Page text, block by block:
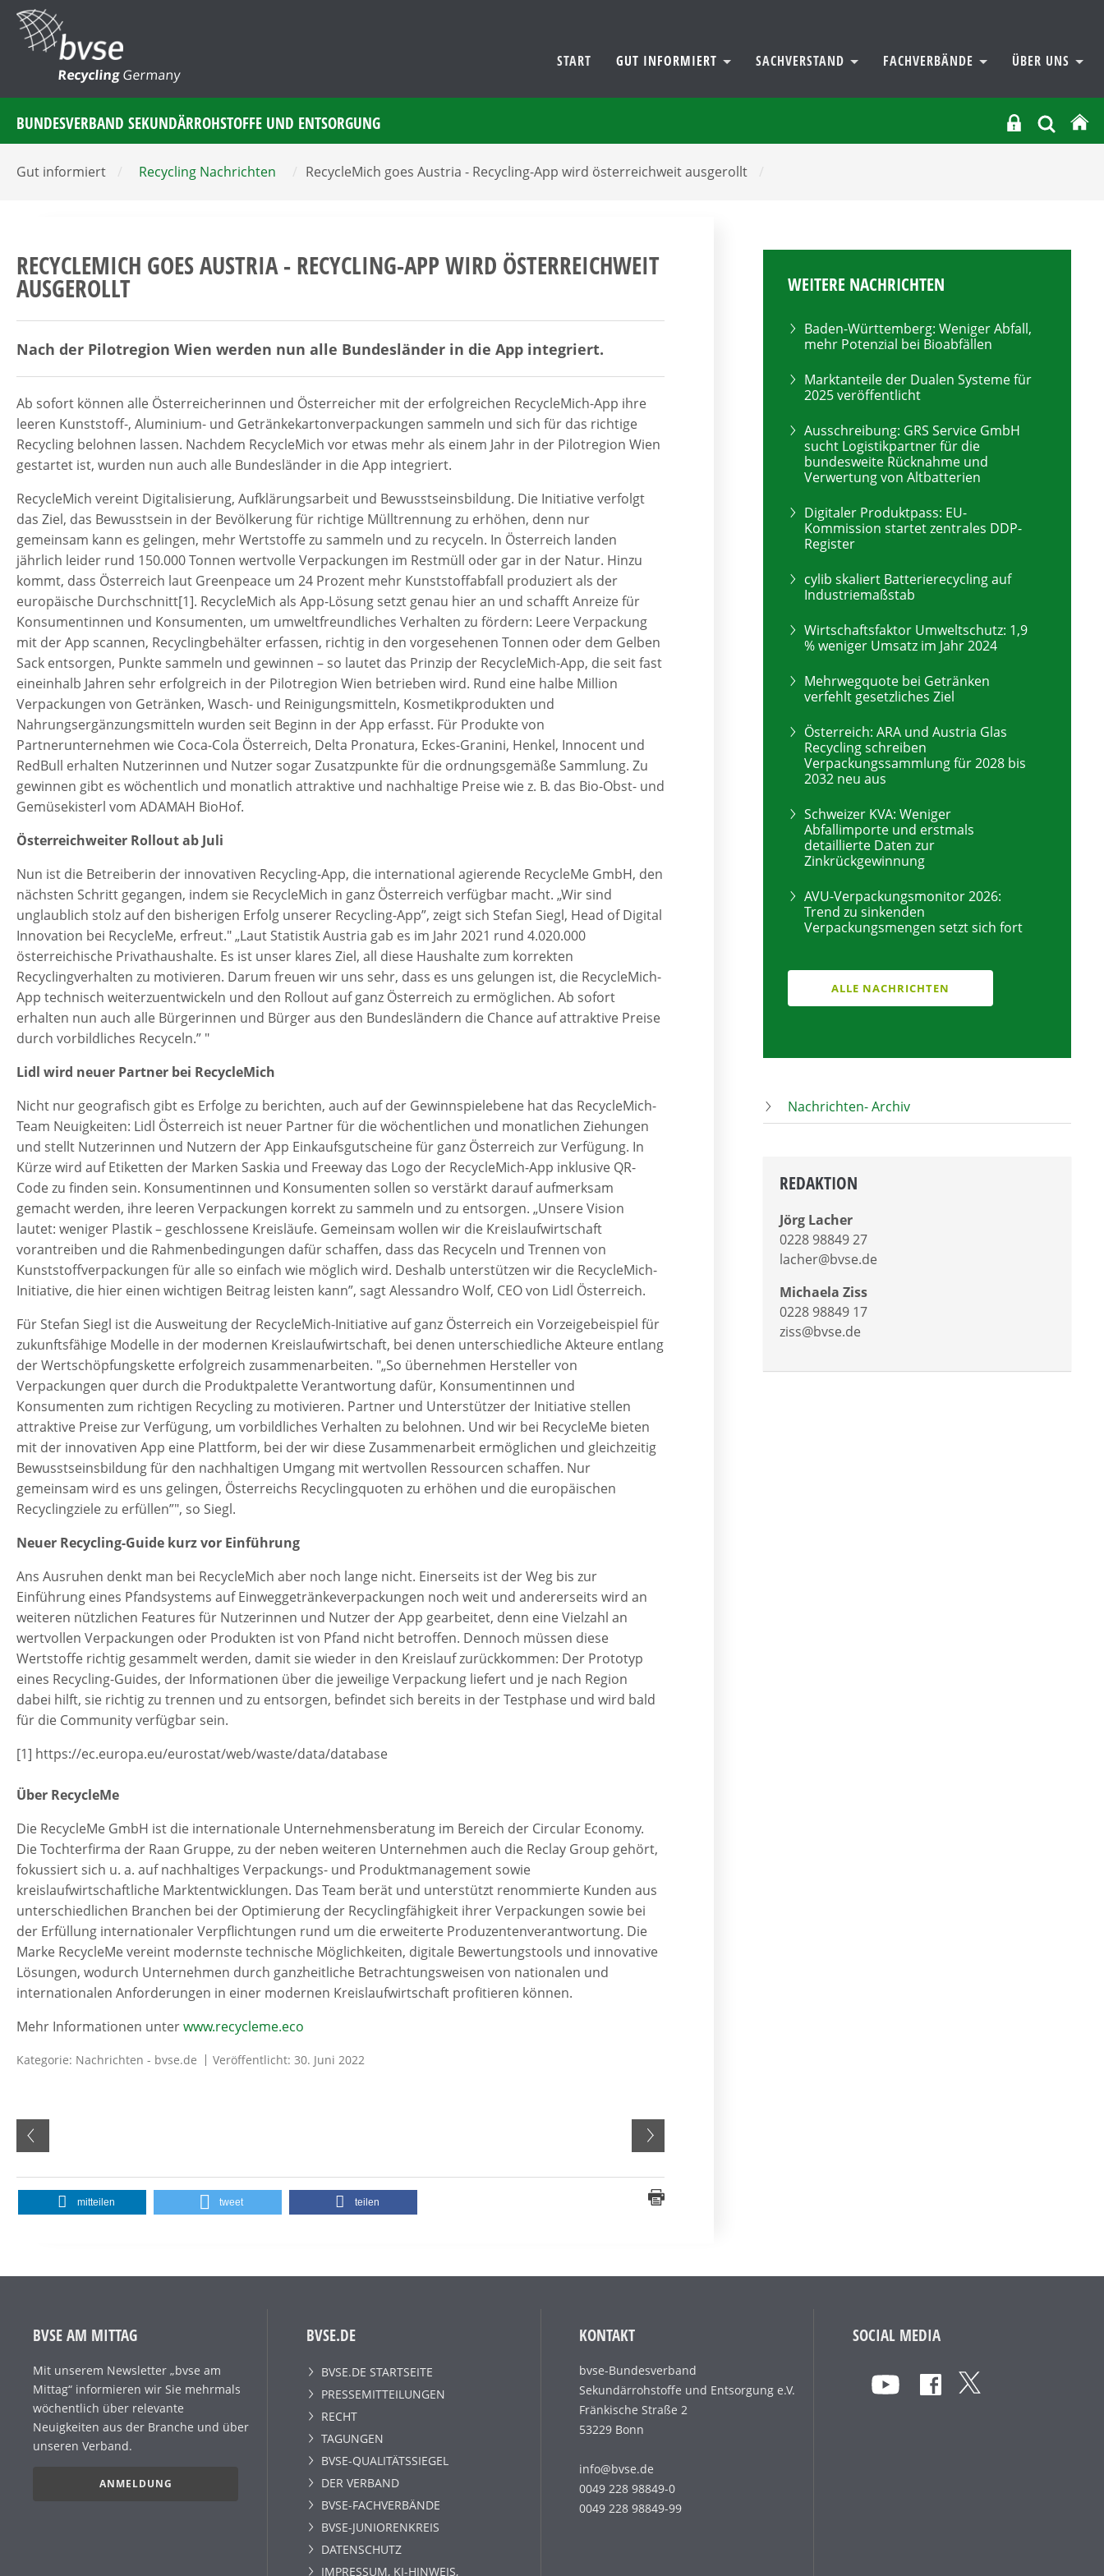
RecyclingGermany
START GUT INFORMIERT SACHVERSTAND FACHVERBÄNDE ÜBER UNS
BUNDESVERBAND SEKUNDÄRROHSTOFFE UND ENTSORGUNG
Gut informiert / Recycling Nachrichten / RecycleMich goes Austria - Recycling-App wird österreichweit ausgerollt /
RECYCLEMICH GOES AUSTRIA - RECYCLING-APP WIRD ÖSTERREICHWEIT
AUSGEROLLT
Nach der Pilotregion Wien werden nun alle Bundesländer in die App integriert.
Ab sofort können alle Österreicherinnen und Österreicher mit der erfolgreichen RecycleMich-App ihre
leeren Kunststoff-, Aluminium- und Getränkekartonverpackungen sammeln und sich für das richtige
Recycling belohnen lassen. Nachdem RecycleMich vor etwas mehr als einem Jahr in der Pilotregion Wien
gestartet ist, wurden nun auch alle Bundesländer in die App integriert.
RecycleMich vereint Digitalisierung, Aufklärungsarbeit und Bewusstseinsbildung. Die Initiative verfolgt
das Ziel, das Bewusstsein in der Bevölkerung für richtige Mülltrennung zu erhöhen, denn nur
gemeinsam kann es gelingen, mehr Wertstoffe zu sammeln und zu recyceln. In Österreich landen
jährlich leider rund 150.000 Tonnen wertvolle Verpackungen im Restmüll oder gar in der Natur. Hinzu
kommt, dass Österreich laut Greenpeace um 24 Prozent mehr Kunststoffabfall produziert als der
europäische Durchschnitt[1]. RecycleMich als App-Lösung setzt genau hier an und schafft Anreize für
Konsumentinnen und Konsumenten, um umweltfreundliches Verhalten zu fördern: Leere Verpackung
mit der App scannen, Recyclingbehälter erfassen, richtig in den vorgesehenen Tonnen oder dem Gelben
Sack entsorgen, Punkte sammeln und gewinnen – so lautet das Prinzip der RecycleMich-App, die seit fast
eineinhalb Jahren sehr erfolgreich in der Pilotregion Wien betrieben wird. Rund eine halbe Million
Verpackungen von Getränken, Wasch- und Reinigungsmitteln, Kosmetikprodukten und
Nahrungsergänzungsmitteln wurden seit Beginn in der App erfasst. Für Produkte von
Partnerunternehmen wie Coca-Cola Österreich, Delta Pronatura, Eckes-Granini, Henkel, Innocent und
RedBull erhalten Nutzerinnen und Nutzer sogar Zusatzpunkte für die ordnungsgemäße Sammlung. Zu
gewinnen gibt es wöchentlich und monatlich attraktive und nachhaltige Preise wie z. B. das Bio-Obst- und
Gemüsekisterl vom ADAMAH BioHof.
Österreichweiter Rollout ab Juli
Nun ist die Betreiberin der innovativen Recycling-App, die international agierende RecycleMe GmbH, den
nächsten Schritt gegangen, indem sie RecycleMich in ganz Österreich verfügbar macht. „Wir sind
unglaublich stolz auf den bisherigen Erfolg unserer Recycling-App”, zeigt sich Stefan Siegl, Head of Digital
Innovation bei RecycleMe, erfreut." „Laut Statistik Austria gab es im Jahr 2021 rund 4.020.000
österreichische Privathaushalte. Es ist unser klares Ziel, all diese Haushalte zum korrekten
Recyclingverhalten zu motivieren. Darum freuen wir uns sehr, dass es uns gelungen ist, die RecycleMich-
App technisch weiterzuentwickeln und den Rollout auf ganz Österreich zu ermöglichen. Ab sofort
erhalten nun auch alle Bürgerinnen und Bürger aus den Bundesländern die Chance auf attraktive Preise
durch vorbildliches Recyceln.” "
Lidl wird neuer Partner bei RecycleMich
Nicht nur geografisch gibt es Erfolge zu berichten, auch auf der Gewinnspielebene hat das RecycleMich-
Team Neuigkeiten: Lidl Österreich ist neuer Partner für die wöchentlichen und monatlichen Ziehungen
und stellt Nutzerinnen und Nutzern der App Einkaufsgutscheine für ganz Österreich zur Verfügung. In
Kürze wird auf Etiketten der Marken Saskia und Freeway das Logo der RecycleMich-App inklusive QR-
Code zu finden sein. Konsumentinnen und Konsumenten sollen so verstärkt darauf aufmerksam
gemacht werden, ihre leeren Verpackungen korrekt zu sammeln und zu entsorgen. „Unsere Vision
lautet: weniger Plastik – geschlossene Kreisläufe. Gemeinsam wollen wir die Kreislaufwirtschaft
vorantreiben und die Rahmenbedingungen dafür schaffen, dass das Recyceln und Trennen von
Kunststoffverpackungen für alle so einfach wie möglich wird. Deshalb unterstützen wir die RecycleMich-
Initiative, die hier einen wichtigen Beitrag leisten kann”, sagt Alessandro Wolf, CEO von Lidl Österreich.
Für Stefan Siegl ist die Ausweitung der RecycleMich-Initiative auf ganz Österreich ein Vorzeigebeispiel für
zukunftsfähige Modelle in der modernen Kreislaufwirtschaft, bei denen unterschiedliche Akteure entlang
der Wertschöpfungskette erfolgreich zusammenarbeiten. "„So übernehmen Hersteller von
Verpackungen quer durch die Produktpalette Verantwortung dafür, Konsumentinnen und
Konsumenten zum richtigen Recycling zu motivieren. Partner und Unterstützer der Initiative stellen
attraktive Preise zur Verfügung, um vorbildliches Verhalten zu belohnen. Und wir bei RecycleMe bieten
mit der innovativen App eine Plattform, bei der wir diese Zusammenarbeit ermöglichen und gleichzeitig
Bewusstseinsbildung für den nachhaltigen Umgang mit wertvollen Ressourcen schaffen. Nur
gemeinsam wird es uns gelingen, Österreichs Recyclingquoten zu erhöhen und die europäischen
Recyclingziele zu erfüllen”", so Siegl.
Neuer Recycling-Guide kurz vor Einführung
Ans Ausruhen denkt man bei RecycleMich aber noch lange nicht. Einerseits ist der Weg bis zur
Einführung eines Pfandsystems auf Einweggetränkeverpackungen noch weit und andererseits wird an
weiteren nützlichen Features für Nutzerinnen und Nutzer der App gearbeitet, denn eine Vielzahl an
wertvollen Verpackungen oder Produkten ist von Pfand nicht betroffen. Dennoch müssen diese
Wertstoffe richtig gesammelt werden, damit sie wieder in den Kreislauf zurückkommen: Der Prototyp
eines Recycling-Guides, der Informationen über die jeweilige Verpackung liefert und je nach Region
dabei hilft, sie richtig zu trennen und zu entsorgen, befindet sich bereits in der Testphase und wird bald
für die Community verfügbar sein.
[1] https://ec.europa.eu/eurostat/web/waste/data/database
Über RecycleMe
Die RecycleMe GmbH ist die internationale Unternehmensberatung im Bereich der Circular Economy.
Die Tochterfirma der Raan Gruppe, zu der neben weiteren Unternehmen auch die Reclay Group gehört,
fokussiert sich u. a. auf nachhaltiges Verpackungs- und Produktmanagement sowie
kreislaufwirtschaftliche Marktentwicklungen. Das Team berät und unterstützt renommierte Kunden aus
unterschiedlichen Branchen bei der Optimierung der Recyclingfähigkeit ihrer Verpackungen sowie bei
der Erfüllung internationaler Verpflichtungen rund um die erweiterte Produzentenverantwortung. Die
Marke RecycleMe vereint modernste technische Möglichkeiten, digitale Bewertungstools und innovative
Lösungen, wodurch Unternehmen durch ganzheitliche Betrachtungsweisen von nationalen und
internationalen Anforderungen in einer modernen Kreislaufwirtschaft profitieren können.
Mehr Informationen unterwww.recycleme.eco
Kategorie: Nachrichten - bvse.de Veröffentlicht: 30. Juni 2022
mitteilen tweet teilen
WEITERE NACHRICHTEN
Baden-Württemberg: Weniger Abfall,
mehr Potenzial bei Bioabfällen
Marktanteile der Dualen Systeme für
2025 veröffentlicht
Ausschreibung: GRS Service GmbH
sucht Logistikpartner für die
bundesweite Rücknahme und
Verwertung von Altbatterien
Digitaler Produktpass: EU-
Kommission startet zentrales DDP-
Register
cylib skaliert Batterierecycling auf
Industriemaßstab
Wirtschaftsfaktor Umweltschutz: 1,9
% weniger Umsatz im Jahr 2024
Mehrwegquote bei Getränken
verfehlt gesetzliches Ziel
Österreich: ARA und Austria Glas
Recycling schreiben
Verpackungssammlung für 2028 bis
2032 neu aus
Schweizer KVA: Weniger
Abfallimporte und erstmals
detaillierte Daten zur
Zinkrückgewinnung
AVU-Verpackungsmonitor 2026:
Trend zu sinkenden
Verpackungsmengen setzt sich fort
ALLE NACHRICHTEN
Nachrichten- Archiv
REDAKTION
Jörg Lacher
0228 98849 27
lacher@bvse.de
Michaela Ziss
0228 98849 17
ziss@bvse.de
BVSE AM MITTAG
Mit unserem Newsletter „bvse am
Mittag“ informieren wir Sie mehrmals
wöchentlich über relevante
Neuigkeiten aus der Branche und über
unseren Verband.
ANMELDUNG
BVSE.DE
BVSE.DE STARTSEITE
PRESSEMITTEILUNGEN
RECHT
TAGUNGEN
BVSE-QUALITÄTSSIEGEL
DER VERBAND
BVSE-FACHVERBÄNDE
BVSE-JUNIORENKREIS
DATENSCHUTZ
IMPRESSUM, KI-HINWEIS,
KONTAKT
bvse-Bundesverband
Sekundärrohstoffe und Entsorgung e.V.
Fränkische Straße 2
53229 Bonn
info@bvse.de
0049 228 98849-0
0049 228 98849-99
SOCIAL MEDIA